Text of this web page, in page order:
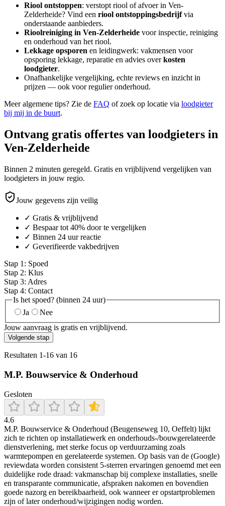
Riool ontstoppen: verstopt riool of afvoer in Ven-
Zelderheide? Vind een riool ontstoppingsbedrijfvia
onderstaande aanbieders.
Rioolreiniging in Ven-Zelderheide voor inspectie, reiniging
en onderhoud van het riool.
Lekkage opsporen en leidingwerk: vakmensen voor
opsporing lekkage, reparatie en advies overkosten
loodgieter.
Onafhankelijke vergelijking, echte reviews en inzicht in
prijzen — ook voor regulier onderhoud.
Meer algemene tips? Zie de FAQ of zoek op locatie via loodgieter
bij mij in de buurt.
Ontvang gratis offertes van loodgieters in
Ven-Zelderheide
Binnen 2 minuten geregeld. Gratis en vrijblijvend vergelijken van
loodgieters in jouw regio.
Jouw gegevens zijn veilig
✓ Gratis & vrijblijvend
✓ Bespaar tot 40% door te vergelijken
✓ Binnen 24 uur reactie
✓ Geverifieerde vakbedrijven
Stap 1 : Spoed
Stap 2: Klus
Stap 3: Adres
Stap 4: Contact
Is het spoed? (binnen 24 uur)
Ja
Nee
Jouw aanvraag is gratis en vrijblijvend.
Volgende stap
Resultaten 1-16 van 16
M.P. Bouwservice & Onderhoud
Gesloten
4.6
M.P. Bouwservice & Onderhoud (Beugenseweg 10, Oeffelt) lijkt
zich te richten op installatiewerk en onderhouds-/bouwgerelateerde
dienstverlening, met sterke focus op verduurzaming zoals
warmtepompen en gerelateerde systemen. Op basis van de (Google)
reviewdata worden consistent 5-sterren ervaringen genoemd met een
duidelijke rode draad: vakmanschap bij complexe installaties, snelle
en transparante communicatie, afspraken nakomen en bovendien
goede nazorg en bereikbaarheid, ook wanneer er opstartproblemen
zijn of later onderhoud/wijzigingen nodig worden.